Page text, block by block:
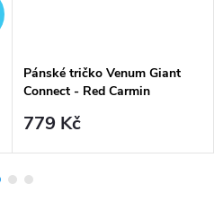
Pánské tričko Venum Giant
Connect - Red Carmin
779 Kč